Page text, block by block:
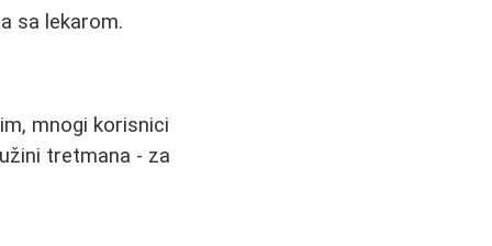
sa lekarom.
mnogi korisnici
tretmana - za